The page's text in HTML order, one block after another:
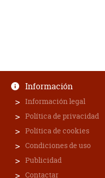
Información
Información legal
Política de privacidad
Política de cookies
Condiciones de uso
Publicidad
Contactar